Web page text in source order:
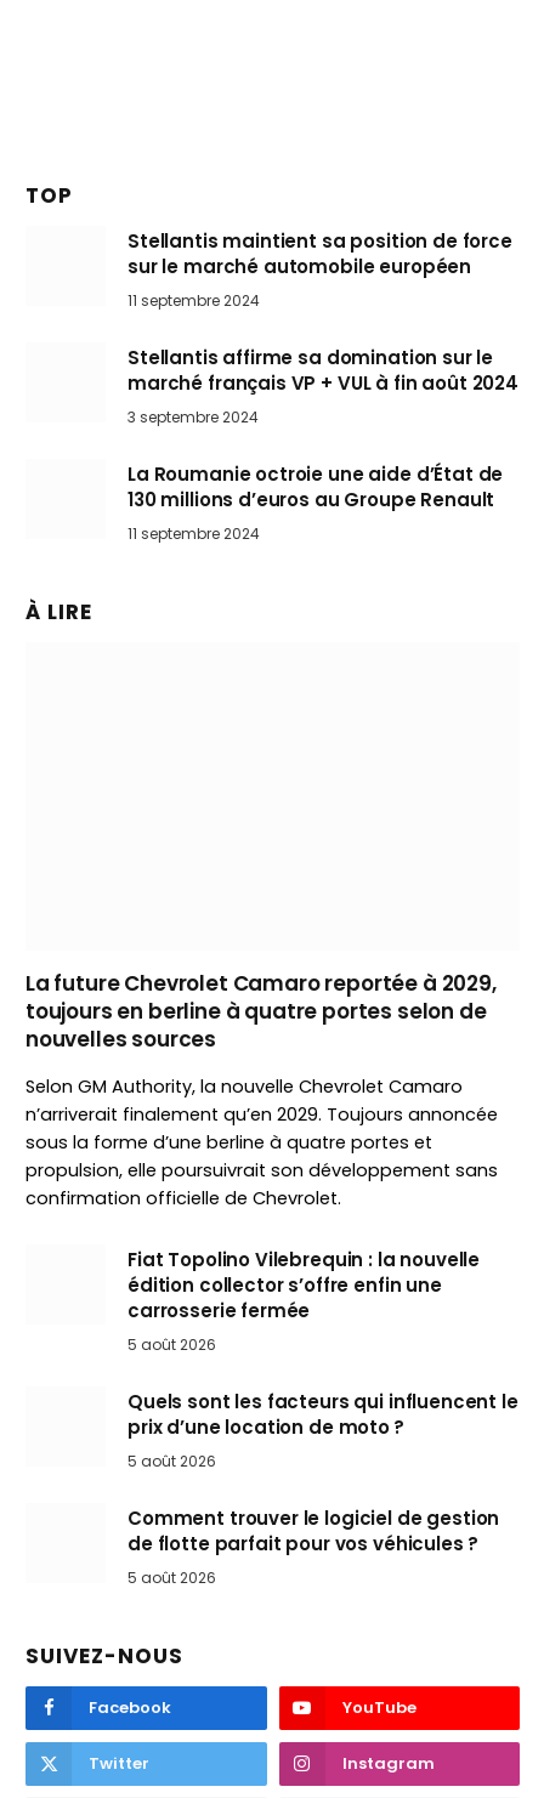
TOP
Stellantis maintient sa position de force
sur le marché automobile européen
11 septembre 2024
Stellantis affirme sa domination sur le
marché français VP + VUL à fin août 2024
3 septembre 2024
La Roumanie octroie une aide d’État de
130 millions d’euros au Groupe Renault
11 septembre 2024
À LIRE
La future Chevrolet Camaro reportée à 2029,
toujours en berline à quatre portes selon de
nouvelles sources
Selon GM Authority, la nouvelle Chevrolet Camaro
n’arriverait finalement qu’en 2029. Toujours annoncée
sous la forme d’une berline à quatre portes et
propulsion, elle poursuivrait son développement sans
confirmation officielle de Chevrolet.
Fiat Topolino Vilebrequin : la nouvelle
édition collector s’offre enfin une
carrosserie fermée
5 août 2026
Quels sont les facteurs qui influencent le
prix d’une location de moto ?
5 août 2026
Comment trouver le logiciel de gestion
de flotte parfait pour vos véhicules ?
5 août 2026
SUIVEZ-NOUS
Facebook YouTube
Twitter Instagram